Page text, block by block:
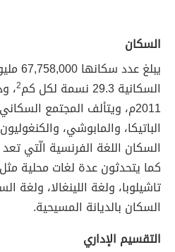
السكان
يبلغ
السكانية 29.3 نسمة لكل كم
2،
2011م، ويتألف المجتمع
الباتيكا، والمابوشي،
السكان اللغة الفرنسية الّتي
كما يتحدثون عدة لغات محلية
تاشيلوبا، ولغة اللينغالا، ولغة
السكان بالديانة المسيحية.
التقسيم الإداري